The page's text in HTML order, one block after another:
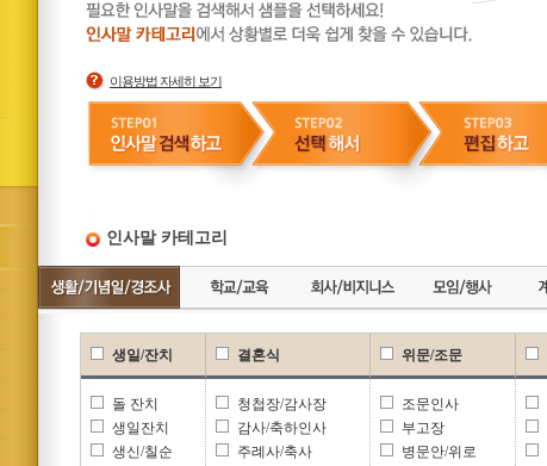
이용방법 자세히 보기
인사말 카테고리
생일/잔치
돌 잔치
생일잔치
생신/칠순
결혼식
청첩장/감사장
감사/축하인사
주례사/축사
위문/조문
조문인사
부고장
병문안/위로